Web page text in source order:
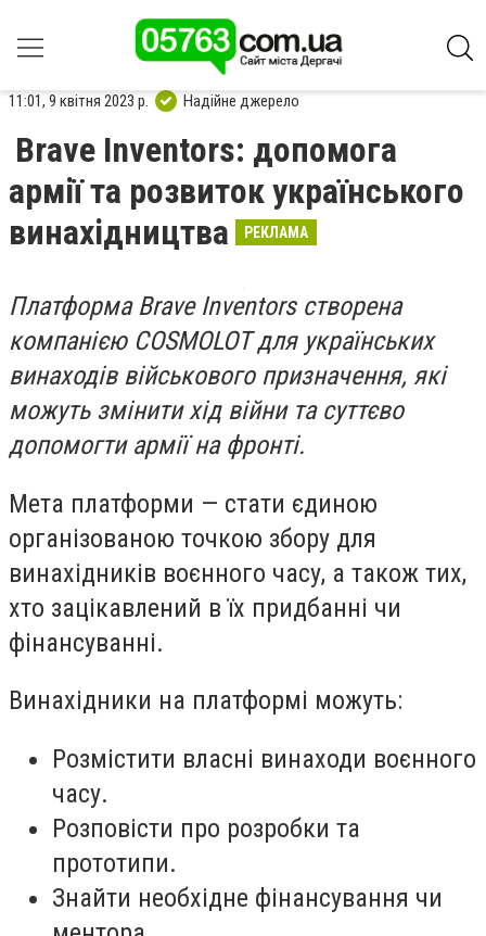
11:01, 9 квітня 2023 р. Надійне джерело
Brave Inventors: допомога
армії та розвиток українського
винахідництва
РЕКЛАМА
Платформа Brave Inventors створена
компанією COSMOLOT для українських
винаходів військового призначення, які
можуть змінити хід війни та суттєво
допомогти армії на фронті.
Мета платформи — стати єдиною
організованою точкою збору для
винахідників воєнного часу, а також тих,
хто зацікавлений в їх придбанні чи
фінансуванні.
Винахідники на платформі можуть:
Розмістити власні винаходи воєнного
часу.
Розповісти про розробки та
прототипи.
Знайти необхідне фінансування чи